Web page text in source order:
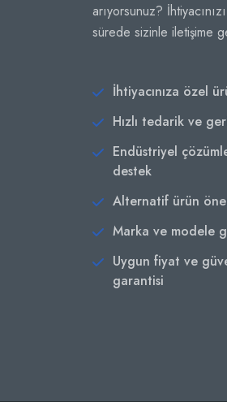
arıyorsunuz?
sürede sizinle iletişime
İhtiyacınıza özel
Hızlı tedarik ve
Endüstriyel
destek
Alternatif ürün
Marka ve modele
Uygun fiyat ve
garantisi